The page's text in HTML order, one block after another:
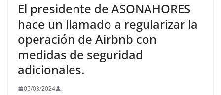
El presidente de ASONAHORES
hace un llamado a regularizar la
operación de Airbnb con
medidas de seguridad
adicionales.
05/03/2024 .